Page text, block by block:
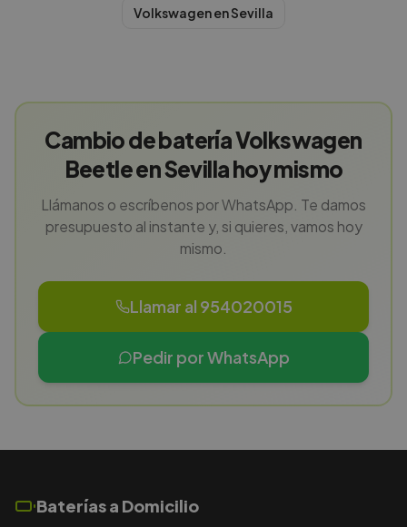
VolkswagenenSevilla
Cambio de batería Volkswagen
Beetle en Sevilla hoy mismo
Llámanos o escríbenos por WhatsApp. Te damos
presupuesto al instante y, si quieres, vamos hoy
mismo.
Llamar al 954020015
Pedir por WhatsApp
Baterías a Domicilio